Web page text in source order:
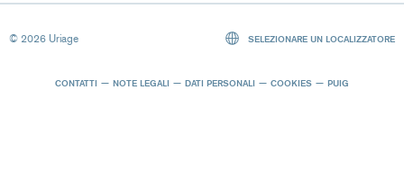
© 2026 Uriage
CONTATTI NOTE LEGALI DATI PERSONALI COOKIES PUIG
SELEZIONARE UN LOCALIZZATORE